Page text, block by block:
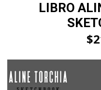
LIBRO